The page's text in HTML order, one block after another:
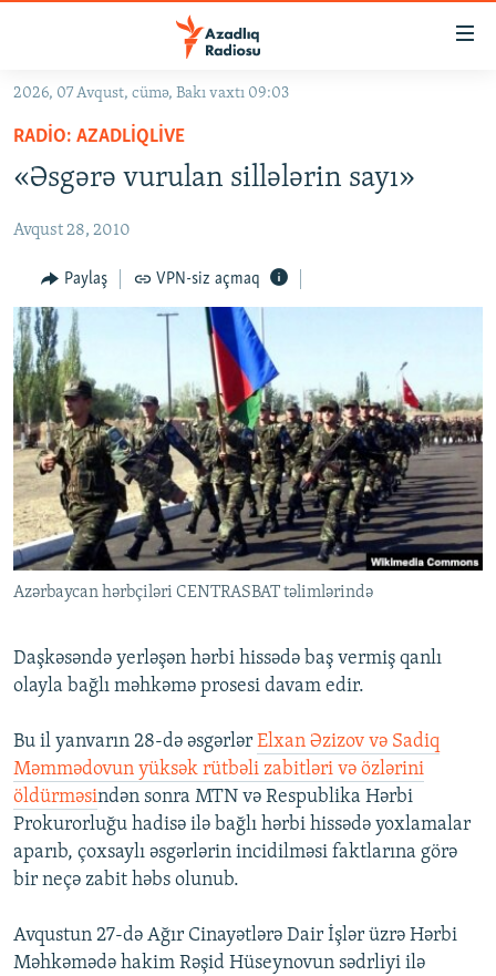
Əsas
qayıt
Əsas
naviqasiyaya
qayıt
GÜNDƏM
KORRUPSIOMETR
#ƏSLINDƏ
FƏRQƏ BAX
QANUNI DOĞRU
ARAŞDIRMA
MULTIMEDIA
VIDEO
FOTOQALEREYA
İNFOQRAFIKA
KARIKATURA
RADIO ARXIV
OXU ZALI
AZƏRBAYCAN ƏDƏBIYYATI KITABXANASI
İSLAM VƏ DEMOKRATIYA
İZ - MƏDƏNIYYƏT PROQRAMI
HAQQIMIZDA
MISSIYAMIZ
PEŞƏ ETIKASI VƏ JURNALISTIKA STANDARTLARIMIZ
MATERIALLARIMIZDAN ISTIFADƏ
BIZIMLƏ ƏLAQƏ
BIZI IZLƏ
2026, 07 Avqust, cümə, Bakı vaxtı 09:03
RADIO: AZADLIQLIVE
«Əsgərə vurulan sillələrin sayı»
Avqust 28, 2010
Paylaş VPN-siz açmaq
Azərbaycan hərbçiləri CENTRASBAT təlimlərində
Daşkəsəndə yerləşən hərbi hissədə baş vermiş qanlı
olayla bağlı məhkəmə prosesi davam edir.
Bu il yanvarın 28-də əsgərlər Elxan Əzizov və Sadiq
Məmmədovun yüksək rütbəli zabitləri və özlərini
öldürməsindən sonra MTN və Respublika Hərbi
Prokurorluğu hadisə ilə bağlı hərbi hissədə yoxlamalar
aparıb, çoxsaylı əsgərlərin incidilməsi faktlarına görə
bir neçə zabit həbs olunub.
Avqustun 27-də Ağır Cinayətlərə Dair İşlər üzrə Hərbi
Məhkəmədə hakim Rəşid Hüseynovun sədrliyi ilə